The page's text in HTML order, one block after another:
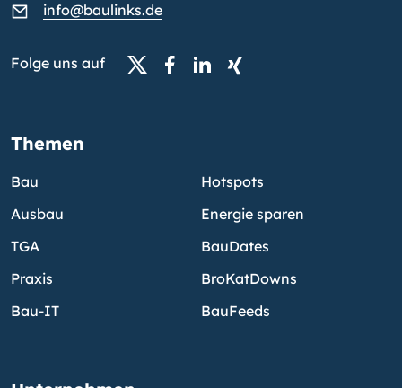
info@baulinks.de
Folge uns auf
Themen
Bau
Ausbau
TGA
Praxis
Bau-IT
Hotspots
Energie sparen
BauDates
BroKatDowns
BauFeeds